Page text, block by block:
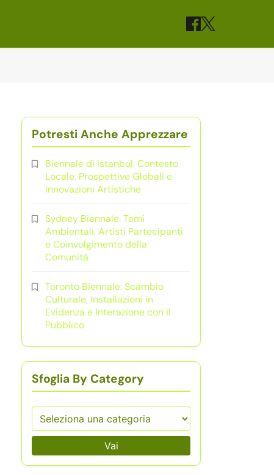
Potresti Anche Apprezzare
Biennale di Istanbul: Contesto
Locale, Prospettive Globali e
Innovazioni Artistiche
Sydney Biennale: Temi
Ambientali, Artisti Partecipanti
e Coinvolgimento della
Comunità
Toronto Biennale: Scambio
Culturale, Installazioni in
Evidenza e Interazione con il
Pubblico
Sfoglia By Category
Vai